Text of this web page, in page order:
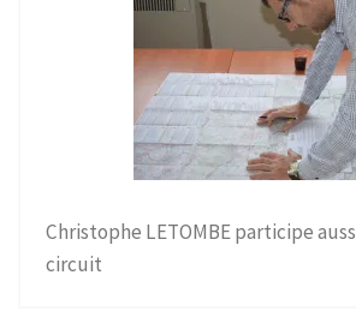
Christophe LETOMBE participe
circuit